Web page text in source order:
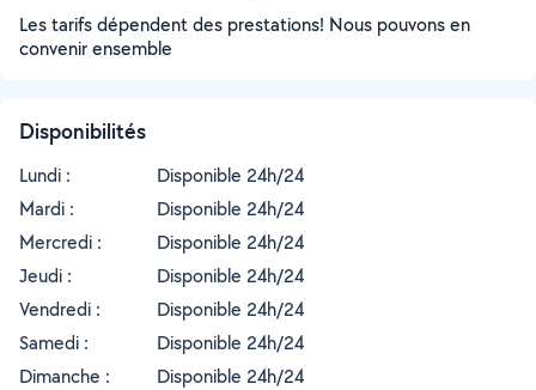
Les tarifs dépendent des prestations! Nous pouvons en
convenir ensemble
Disponibilités
Lundi :
Disponible 24h/24
Mardi :
Disponible 24h/24
Mercredi :
Disponible 24h/24
Jeudi :
Disponible 24h/24
Vendredi :
Disponible 24h/24
Samedi :
Disponible 24h/24
Dimanche :
Disponible 24h/24